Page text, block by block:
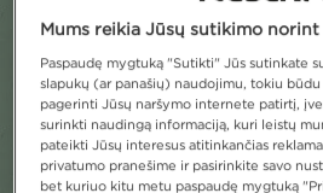
Mums reikia Jūsų sutikimo
Paspaudę mygtuką "Sutikti" Jūs sutinkate
slapukų (ar panašių) naudojimu, tokiu
pagerinti Jūsų naršymo internete patirtį,
surinkti naudingą informaciją, kuri leistų
pateikti Jūsų interesus atitinkančias
privatumo pranešime ir pasirinkite savo
bet kuriuo kitu metu paspaudę mygtuką